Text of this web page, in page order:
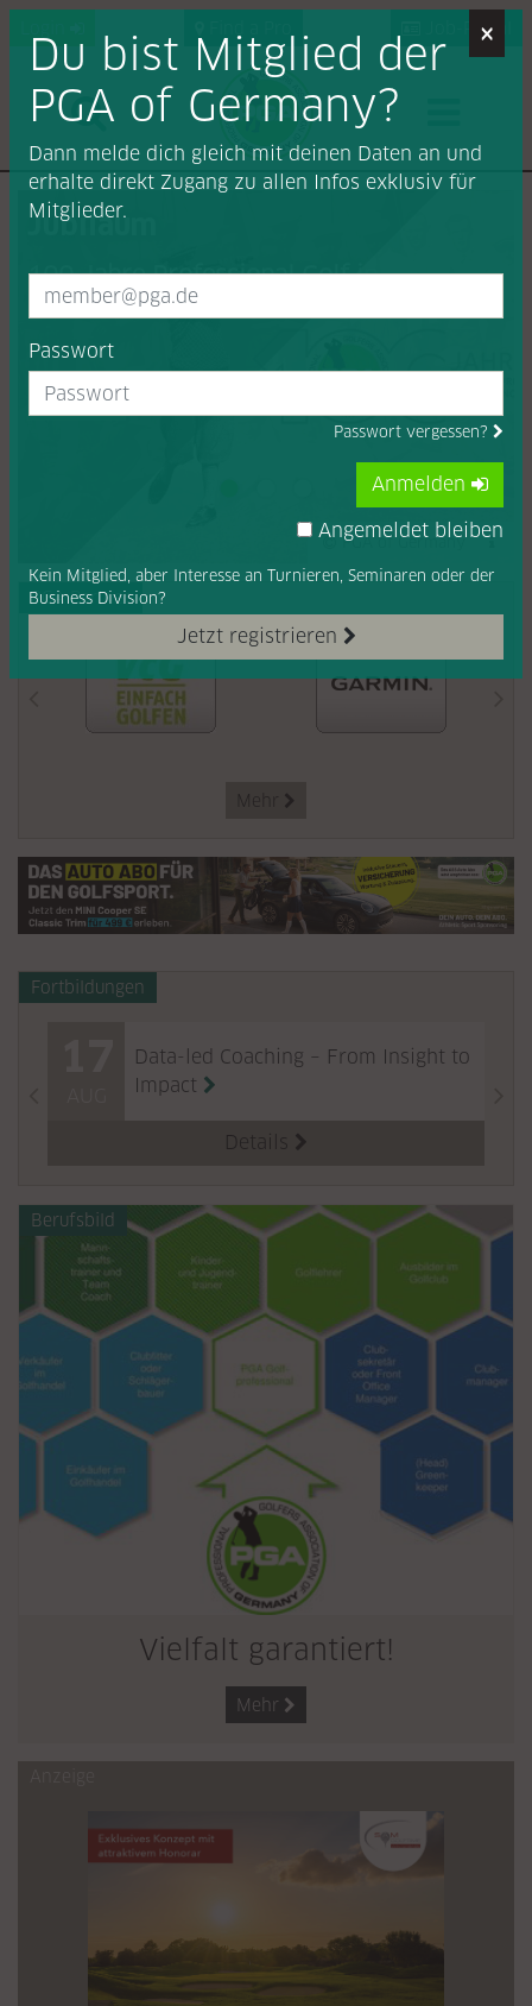
Job-Portal
Jubiläum
100 Jahre Professional Golf in
Deutschland
Mehr 
PGA of Germany
PGA Partner
Mehr 
Fortbildungen
Data-led Coaching – From Insight to
Impact
Details 
Berufsbild
Vielfalt garantiert!
Mehr 
×
Du bist Mitglied der
PGA of Germany?
Dann melde dich gleich mit deinen Daten an und
erhalte direkt Zugang zu allen Infos exklusiv für
Mitglieder.
Passwort
Passwort vergessen?
Jetzt registrieren
Kein Mitglied, aber Interesse an Turnieren, Seminaren oder der
Business Division?
Anmelden
Angemeldet bleiben